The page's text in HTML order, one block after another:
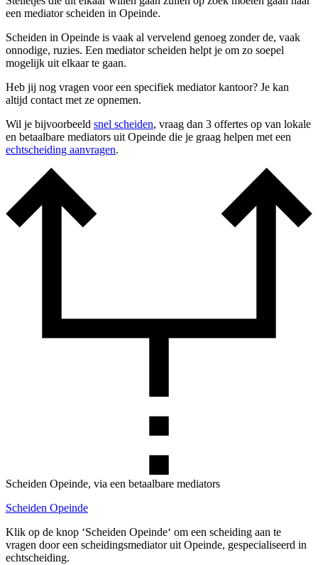
een mediator scheiden in Opeinde.
Scheiden in Opeinde is vaak al vervelend genoeg zonder de, vaak
onnodige, ruzies. Een mediator scheiden helpt je om zo soepel
mogelijk uit elkaar te gaan.
Heb jij nog vragen voor een specifiek mediator kantoor? Je kan
altijd contact met ze opnemen.
Wil je bijvoorbeeld snel scheiden, vraag dan 3 offertes op van lokale
en betaalbare mediators uit Opeinde die je graag helpen met een
echtscheiding aanvragen.
Scheiden Opeinde, via een betaalbare mediators
Scheiden Opeinde
Klik op de knop ‘Scheiden Opeinde‘ om een scheiding aan te
vragen door een scheidingsmediator uit Opeinde, gespecialiseerd in
echtscheiding.